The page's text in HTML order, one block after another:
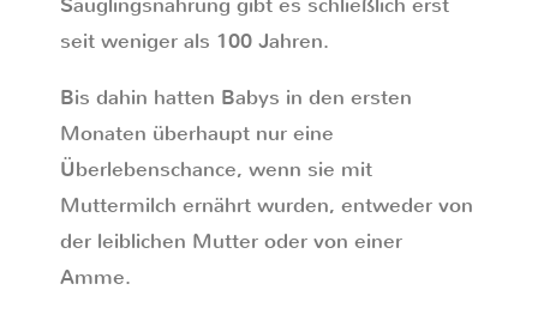
seit weniger als 100 Jahren.
Bis dahin hatten Babys in den ersten
Monaten überhaupt nur eine
Überlebenschance, wenn sie mit
Muttermilch ernährt wurden, entweder von
der leiblichen Mutter oder von einer
Amme.